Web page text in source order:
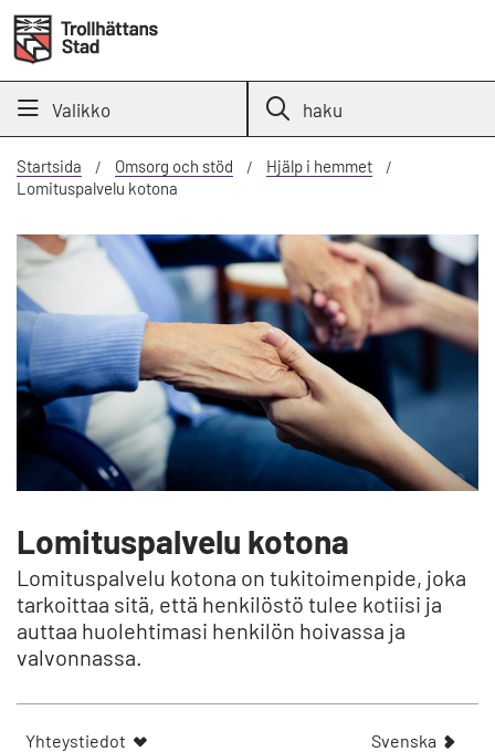
Valikko haku
Startsida Omsorg och stöd
Hjälp i hemmet
Lomituspalvelu kotona
Lomituspalvelu kotona
Lomituspalvelu kotona on tukitoimenpide, joka
tarkoittaa sitä, että henkilöstö tulee kotiisi ja
auttaa huolehtimasi henkilön hoivassa ja
valvonnassa.
Yhteystiedot
V
Svenska